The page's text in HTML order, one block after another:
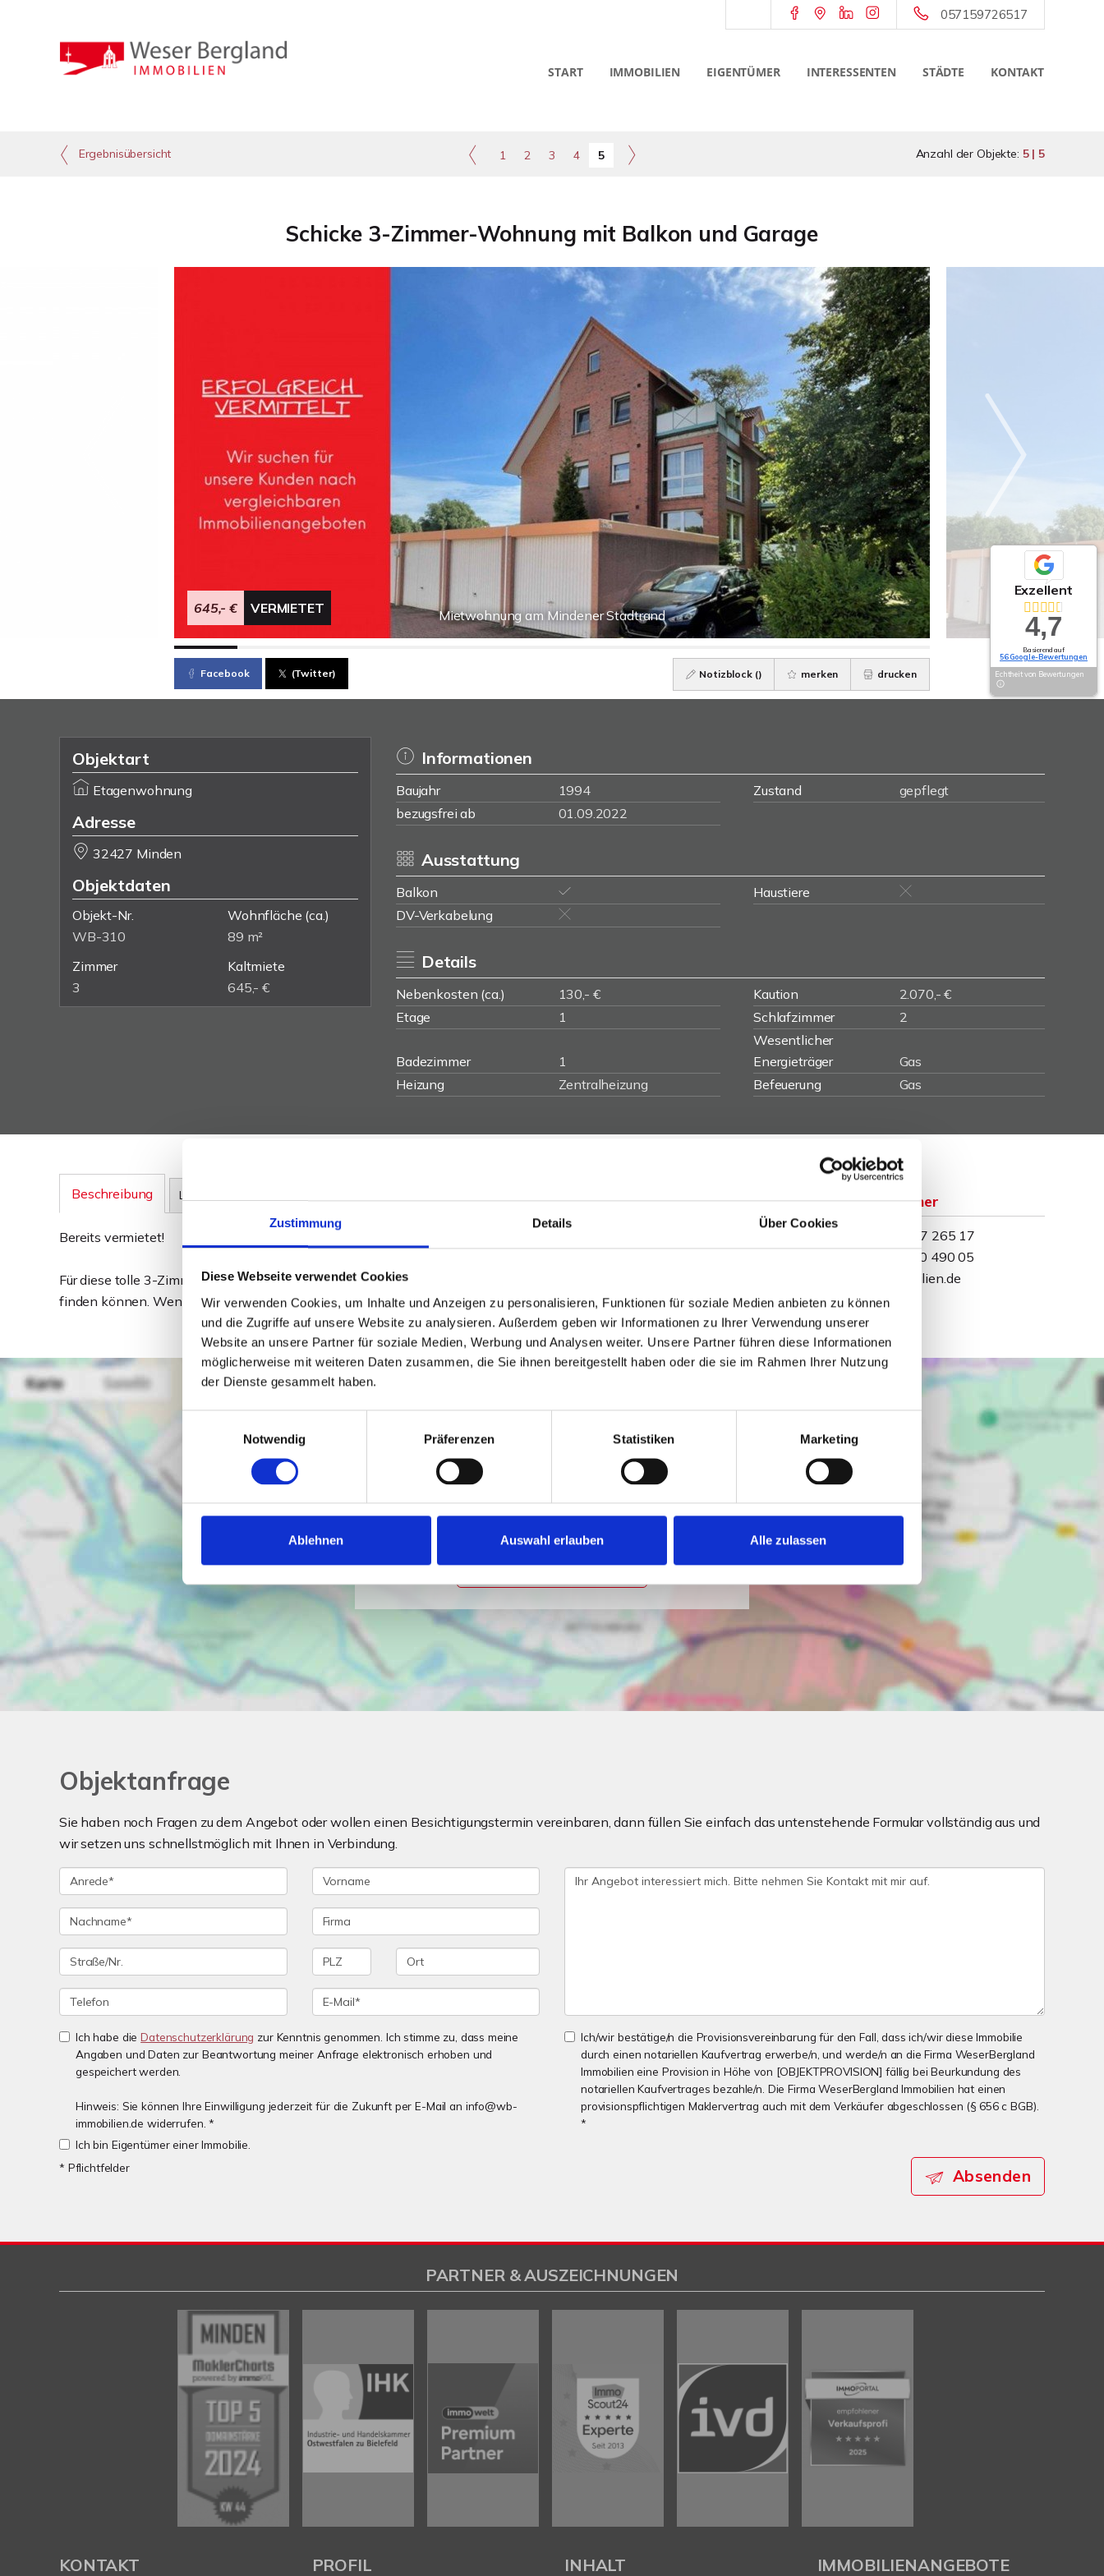
Zustimmung Details Über Cookies
Diese Webseite verwendet Cookies
Wir verwenden Cookies, um Inhalte und Anzeigen zu personalisieren, Funktionen für soziale Medien anbieten zu können
und die Zugriffe auf unsere Website zu analysieren. Außerdem geben wir Informationen zu Ihrer Verwendung unserer
Website an unsere Partner für soziale Medien, Werbung und Analysen weiter. Unsere Partner führen diese Informationen
möglicherweise mit weiteren Daten zusammen, die Sie ihnen bereitgestellt haben oder die sie im Rahmen Ihrer Nutzung
der Dienste gesammelt haben.
Notwendig
Präferenzen Statistiken Marketing
Ablehnen Auswahl erlauben Alle zulassen
057159726517
START IMMOBILIEN EIGENTÜMER INTERESSENTEN STÄDTE KONTAKT
Ergebnisübersicht 1 2 3 4 5 Anzahl der Objekte: 5 | 5
Schicke 3-Zimmer-Wohnung mit Balkon und Garage
Mietwohnung am Mindener Stadtrand
645,- € VERMIETET
Facebook (Twitter) Notizblock () merken drucken
Objektart
Etagenwohnung
Adresse
32427 Minden
Objektdaten
Objekt-Nr.
WB-310
Wohnfläche (ca.)
89 m²
Zimmer
3
Kaltmiete
645,- €
Informationen
Baujahr 1994 Zustand
gepflegt
bezugsfrei ab
01.09.2022
Ausstattung
Balkon
Haustiere
DV-Verkabelung
Details
Nebenkosten (ca.) 130,- € Kaution
2.070,- €
Etage
1 Schlafzimmer 2
Badezimmer 1
Wesentlicher
Energieträger
Gas
Heizung
Zentralheizung Befeuerung Gas
Beschreibung Lage
Bereits vermietet!
Für diese tolle 3-Zimmer-Wohnung in zentraler Lage von Minden, haben wir kurzfristig den passenden Mieter
finden können. Wenn wir für Ihre Immobilie einen neune Mieter suchen sollen, melden Sie sich gerne bei uns.
Ansprechpartner
Telefon: 0571 597 265 17
Telefax: 0571 870 490 05
info@wb-immobilien.de
Ich bin damit einverstanden, dass mir Karten von Google
angezeigt werden. Es gelten die Datenschutzbedingungen
Ich bin einverstanden
Objektanfrage
Sie haben noch Fragen zu dem Angebot oder wollen einen Besichtigungstermin vereinbaren, dann füllen Sie einfach das untenstehende Formular vollständig aus und
wir setzen uns schnellstmöglich mit Ihnen in Verbindung.
Ich habe dieDatenschutzerklärung zur Kenntnis genommen. Ich stimme zu, dass meine
Angaben und Daten zur Beantwortung meiner Anfrage elektronisch erhoben und
gespeichert werden.
Hinweis: Sie können Ihre Einwilligung jederzeit für die Zukunft per E-Mail an info@wb-
immobilien.de widerrufen. *
Ich bin Eigentümer einer Immobilie.
Ich/wir bestätige/n die Provisionsvereinbarung für den Fall, dass ich/wir diese Immobilie
durch einen notariellen Kaufvertrag erwerbe/n, und werde/n an die Firma WeserBergland
Immobilien eine Provision in Höhe von [OBJEKTPROVISION] fällig bei Beurkundung des
notariellen Kaufvertrages bezahle/n. Die Firma WeserBergland Immobilien hat einen
provisionspflichtigen Maklervertrag auch mit dem Verkäufer abgeschlossen (§ 656 c BGB).
*
* Pflichtfelder Absenden
Exzellent
4,7
Basierend auf
56 Google-Bewertungen
Echtheit von Bewertungen
PARTNER & AUSZEICHNUNGEN
KONTAKT PROFIL INHALT IMMOBILIENANGEBOTE